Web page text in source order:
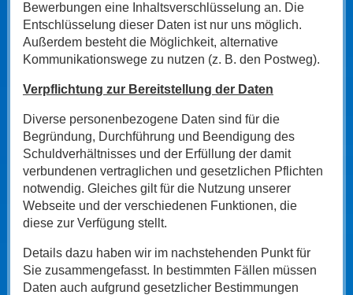
Bewerbungen eine Inhaltsverschlüsselung an. Die
Entschlüsselung dieser Daten ist nur uns möglich.
Außerdem besteht die Möglichkeit, alternative
Kommunikationswege zu nutzen (z. B. den Postweg).
Verpflichtung zur Bereitstellung der Daten
Diverse personenbezogene Daten sind für die
Begründung, Durchführung und Beendigung des
Schuldverhältnisses und der Erfüllung der damit
verbundenen vertraglichen und gesetzlichen Pflichten
notwendig. Gleiches gilt für die Nutzung unserer
Webseite und der verschiedenen Funktionen, die
diese zur Verfügung stellt.
Details dazu haben wir im nachstehenden Punkt für
Sie zusammengefasst. In bestimmten Fällen müssen
Daten auch aufgrund gesetzlicher Bestimmungen